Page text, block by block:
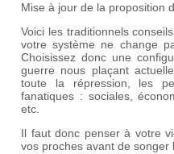
Mise à jour de la proposition
Voici les traditionnels
votre système ne change
Choisissez donc une
guerre nous plaçant
toute la répression, les
fanatiques : sociales,
etc.
Il faut donc penser à votre
vos proches avant de songer